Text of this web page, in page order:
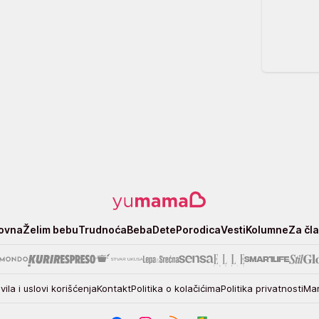
Želim bebuTrudnoćaBebaDetePorodicaVestiKolumneZa
i uslovi korišćenjaKontaktPolitika o kolačićimaPolitika privatnosti